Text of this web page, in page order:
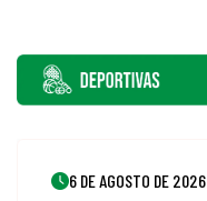
6 DE AGOSTO DE 2026